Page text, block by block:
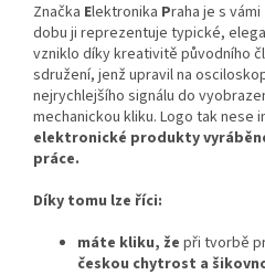
Značka Elektronika Praha je s vámi
dobu ji reprezentuje typické,
vzniklo díky kreativitě původního
sdružení, jenž upravil na
nejrychlejšího signálu do
mechanickou kliku. Logo tak nese
elektronické produkty
práce.
Díky tomu lze říci:
máte kliku, že při tvorbě
českou chytrost a